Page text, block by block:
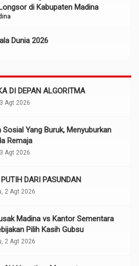
di Kabupaten Madina
Dunia 2026
DI DEPAN ALGORITMA
Agt 2026
Sosial Yang Buruk, Menyuburkan
Remaja
Agt 2026
DARI PASUNDAN
2 Agt 2026
Madina vs Kantor Sementara
Pilih Kasih Gubsu
2 Agt 2026